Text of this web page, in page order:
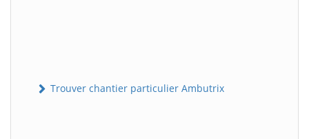
Trouver chantier particulier Ambutrix